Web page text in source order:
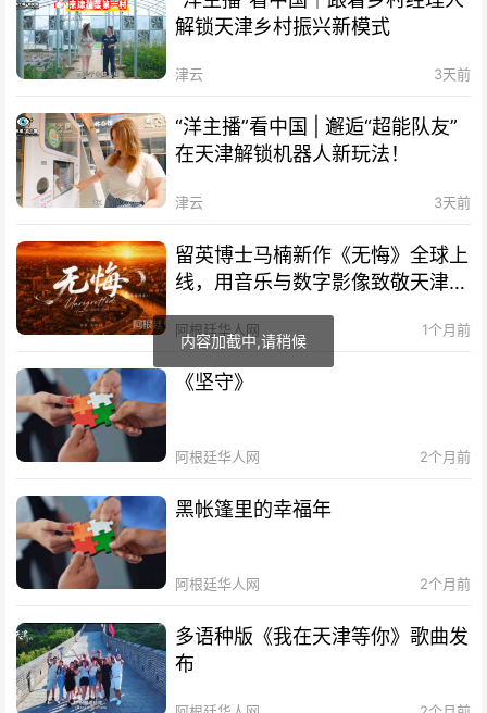
解锁天津乡村振兴新模式
津云 3天前
“洋主播”看中国 | 邂逅“超能队友”
在天津解锁机器人新玩法！
津云 3天前
留英博士马楠新作《无悔》全球上
线，用音乐与数字影像致敬天津海
阿根廷华人网 1个月前
《坚守》
阿根廷华人网 2个月前
黑帐篷里的幸福年
阿根廷华人网 2个月前
多语种版《我在天津等你》歌曲发
布